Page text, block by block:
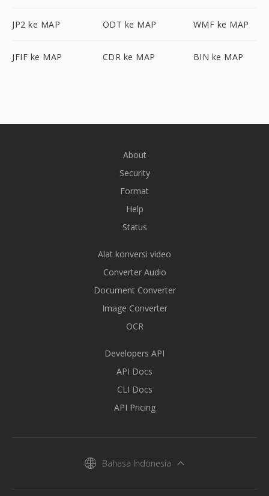
JP2 ke MAP ODT ke MAP WMF ke MAP
JFIF ke MAP CDR ke MAP BIN ke MAP
About
Security
Format
Help
Status
Alat konversi video
Converter Audio
Document Converter
Image Converter
OCR
Developers API
API Docs
CLI Docs
API Pricing
Bahasa Indonesia